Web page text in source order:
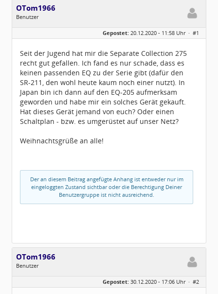
OTom1966
Benutzer
Geschlecht:
Beiträge:
5
Gepostet: 20.12.2020 - 11:58 Uhr · #1
Seit der Jugend hat mir die Separate Collection 275
recht gut gefallen. Ich fand es nur schade, dass es
keinen passenden EQ zu der Serie gibt (dafür den
SR-211, den wohl heute kaum noch einer nutzt). In
Japan bin ich dann auf den EQ-205 aufmerksam
geworden und habe mir ein solches Gerät gekauft.
Hat dieses Gerät jemand von euch? Oder einen
Schaltplan - bzw. es umgerüstet auf unser Netz?
Weihnachtsgrüße an alle!
Der an diesem Beitrag angefügte Anhang ist entweder nur im
eingeloggten Zustand sichtbar oder die Berechtigung Deiner
Benutzergruppe ist nicht ausreichend.
OTom1966
Benutzer
Beiträge:
5
Gepostet: 30.12.2020 - 17:06 Uhr · #2